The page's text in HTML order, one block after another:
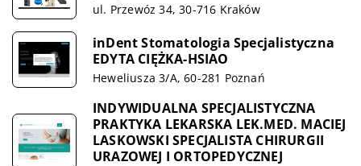
ul. Przewóz 34, 30-716 Kraków
inDent Stomatologia Specjalistyczna
EDYTA CIĘŻKA-HSIAO
Heweliusza 3/A, 60-281 Poznań
INDYWIDUALNA SPECJALISTYCZNA
PRAKTYKA LEKARSKA LEK.MED. MACIEJ
LASKOWSKI SPECJALISTA CHIRURGII
URAZOWEJ I ORTOPEDYCZNEJ